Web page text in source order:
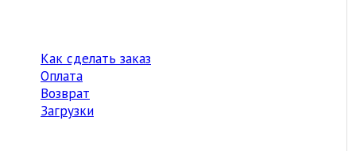
Как сделать заказ
Оплата
Возврат
Загрузки